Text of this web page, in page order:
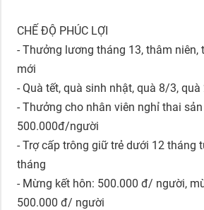
CHẾ ĐỘ PHÚC LỢI
- Thưởng lương tháng 13, thâm niên,
mới
- Quà tết, quà sinh nhật, quà 8/3,
- Thưởng cho nhân viên nghỉ thai
500.000đ/người
- Trợ cấp trông giữ trẻ dưới 12 tháng
tháng
- Mừng kết hôn: 500.000 đ/ người,
500.000 đ/ người